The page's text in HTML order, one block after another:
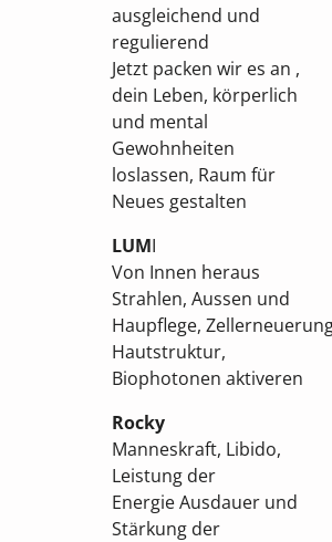
ausgleichend und
regulierend
Jetzt packen wir es an ,
dein Leben, körperlich
und mental
Gewohnheiten
loslassen, Raum für
Neues gestalten
LUMI
Von Innen heraus
Strahlen, Aussen und
Haupflege,
Hautstruktur,
Biophotonen aktiveren
Rocky
Manneskraft, Libido,
Leistung der
EnergieAusdauer und
Stärkung der